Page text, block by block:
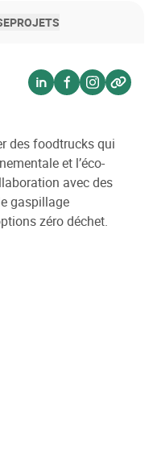
PROJETS
Voir sur linkedin
Voir surVoir sur
Voir
des foodtrucks qui
et l’éco-
avec des
gaspillage
zéro déchet.